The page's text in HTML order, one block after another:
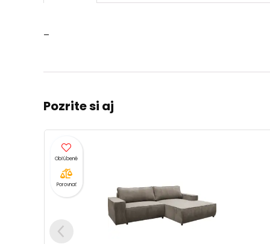
–
Pozrite si aj
Porovnať